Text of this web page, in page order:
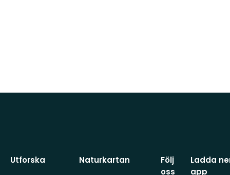
Utforska
Naturkartan
Följ
oss
Ladda
app